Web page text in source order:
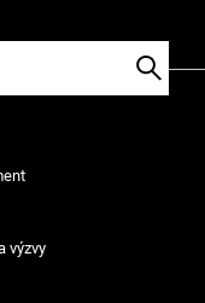
výzvy